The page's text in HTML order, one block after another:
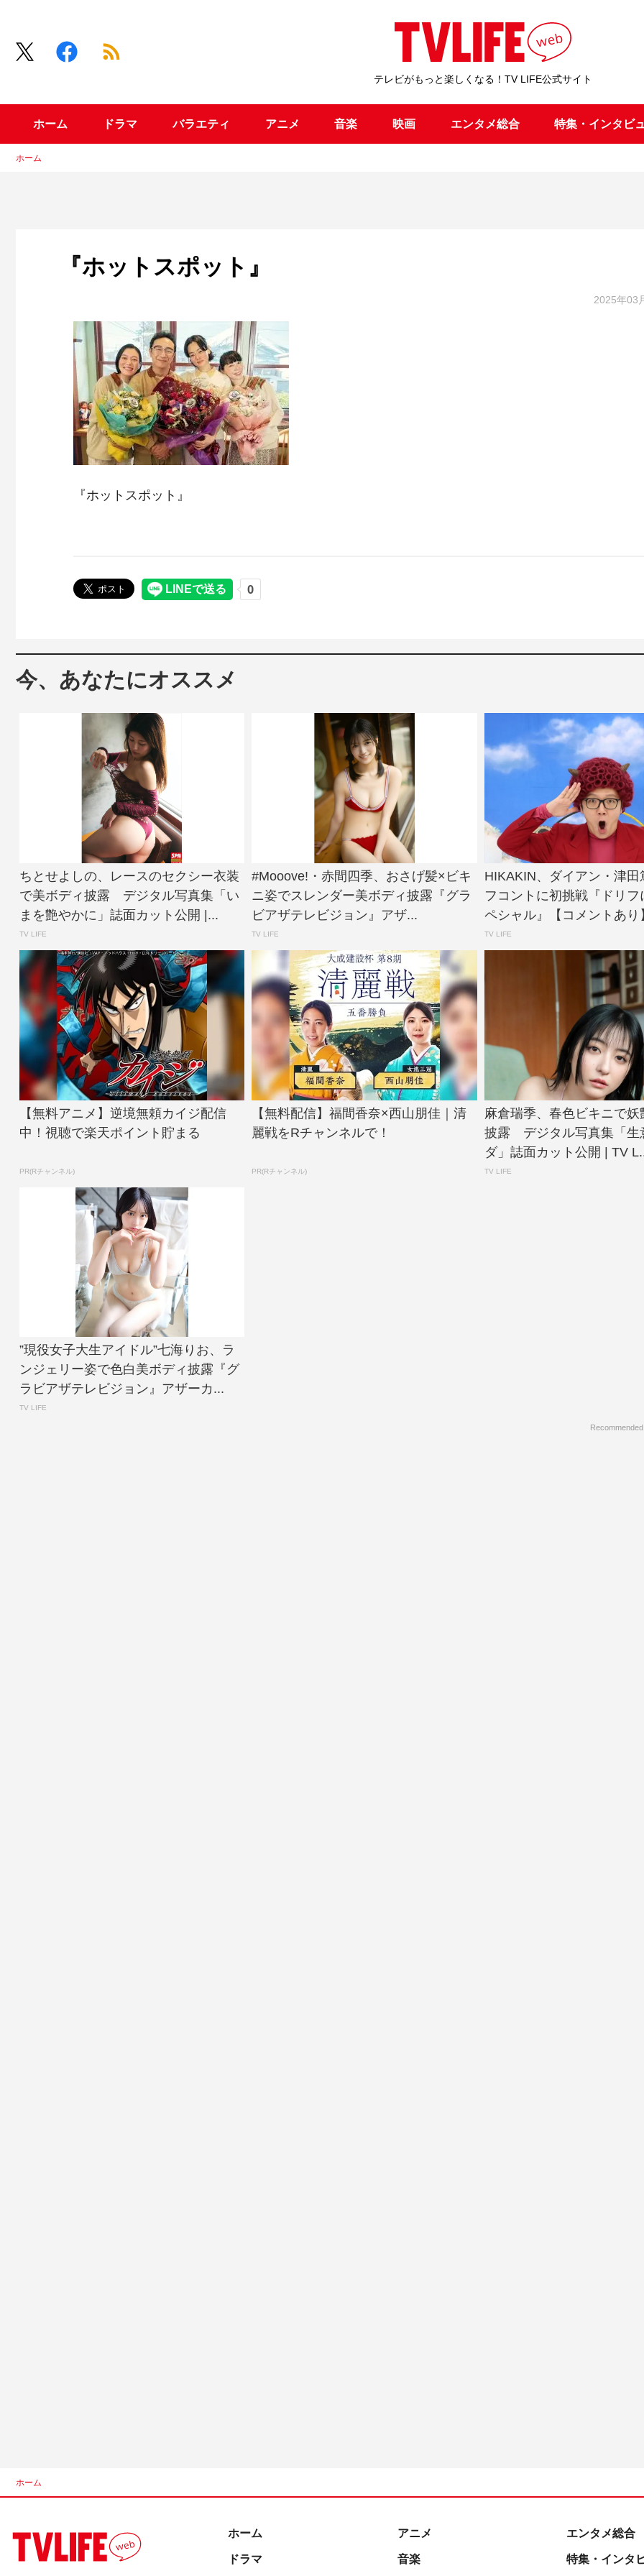
テレビがもっと楽しくなる！TV LIFE公式サイト
ホーム ドラマ バラエティ アニメ 音楽 映画 エンタメ総合 特集・インタビ
ホーム
『ホットスポット』
2025年03
『ホットスポット』
今、あなたにオススメ
ちとせよしの、レースのセクシー衣装
で美ボディ披露 デジタル写真集「い
まを艶やかに」誌面カット公開 |...
TV LIFE
#Mooove!・赤間四季、おさげ髪×ビキ
ニ姿でスレンダー美ボディ披露『グラ
ビアザテレビジョン』アザ...
TV LIFE
HIKAKIN、ダイアン・津田
フコントに初挑戦『ドリフ
ペシャル』【コメントあり
TV LIFE
【無料アニメ】逆境無頼カイジ配信
中！視聴で楽天ポイント貯まる
PR(Rチャンネル)
【無料配信】福間香奈×西山朋佳｜清
麗戦をRチャンネルで！
PR(Rチャンネル)
麻倉瑞季、春色ビキニで妖
披露 デジタル写真集「生
ダ」誌面カット公開 | TV
TV LIFE
”現役女子大生アイドル”七海りお、ラ
ンジェリー姿で色白美ボディ披露『グ
ラビアザテレビジョン』アザーカ...
TV LIFE
ホーム
ホーム
ドラマ
アニメ
音楽
エンタメ総合
特集・インタ